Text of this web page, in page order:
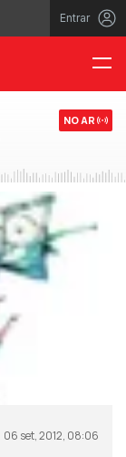
Entrar
NO AR
06 set, 2012, 08:06